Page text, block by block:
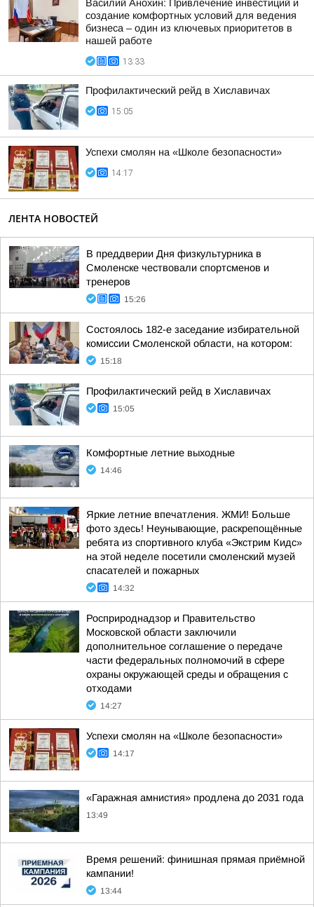
Василий Анохин: Привлечение инвестиций и
создание комфортных условий для ведения
бизнеса – один из ключевых приоритетов в
нашей работе
13:33
Профилактический рейд в Хиславичах
15:05
Успехи смолян на «Школе безопасности»
14:17
ЛЕНТА НОВОСТЕЙ
В преддверии Дня физкультурника в
Смоленске чествовали спортсменов и
тренеров
15:26
Состоялось 182-е заседание избирательной
комиссии Смоленской области, на котором:
15:18
Профилактический рейд в Хиславичах
15:05
Комфортные летние выходные
14:46
Яркие летние впечатления. ЖМИ! Больше
фото здесь! Неунывающие, раскрепощённые
ребята из спортивного клуба «Экстрим Кидс»
на этой неделе посетили смоленский музей
спасателей и пожарных
14:32
Росприроднадзор и Правительство
Московской области заключили
дополнительное соглашение о передаче
части федеральных полномочий в сфере
охраны окружающей среды и обращения с
отходами
14:27
Успехи смолян на «Школе безопасности»
14:17
«Гаражная амнистия» продлена до 2031 года
13:49
Время решений: финишная прямая приёмной
кампании!
13:44